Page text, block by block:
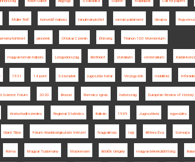
Müller Rolf honvédő háború tanulmánykötet román parlament Ukrajna
pincérek Ottokar Czernin Éhínség Trianon 100 Momentum
magyar-román háború Lengyelország Berthelot statárium centenárium Kádár-
1921 14 pont Századok jugoszláv határ Vix-jegyzék mobilitás Inforádió
Science Forum 2020 Brassó Romsics Ignác hátország European Review of History
Kratochwill ezredes Regional Statistics Balkán 1939 Jugoszlávia egyesülés
Glant Tibor Fórum Kisebbségkutató Intézet Nagyalmás Iaşi Bittera Éva Somorja
Róma Magyar Tudomány Mackensen Bödők Gergely magyar békeküldöttség